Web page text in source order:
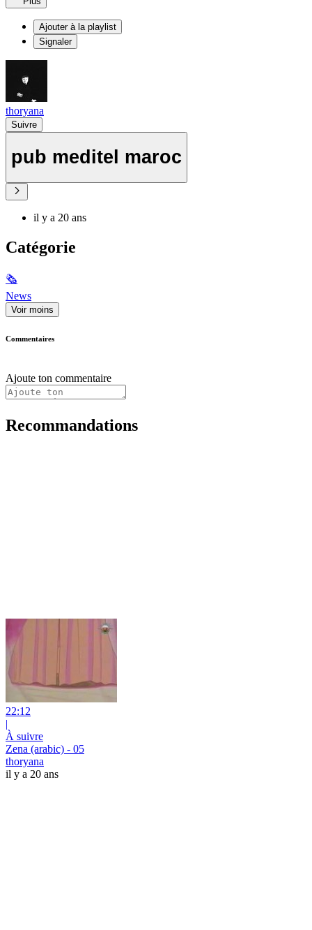
Ajouter à la playlist
Signaler
thoryana
Suivre
pub meditel maroc
il y a 20 ans
Catégorie
🗞
News
Voir moins
Commentaires
Ajoute ton commentaire
Recommandations
22:12
|
À suivre
Zena (arabic) - 05
thoryana
il y a 20 ans